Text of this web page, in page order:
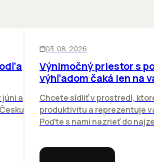
a
03. 08. 2026
Výnimočný priestor s
výhľadom čaká len na
Chcete sídliť v prostredí,
produktivitu a reprezentuje
Poďte s nami nazrieť do